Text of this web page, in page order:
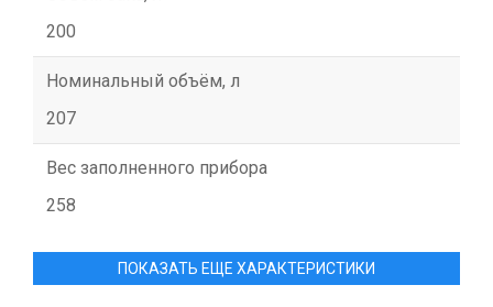
200
Номинальный объём, л
207
Вес заполненного прибора
258
ПОКАЗАТЬ ЕЩЕ ХАРАКТЕРИСТИКИ